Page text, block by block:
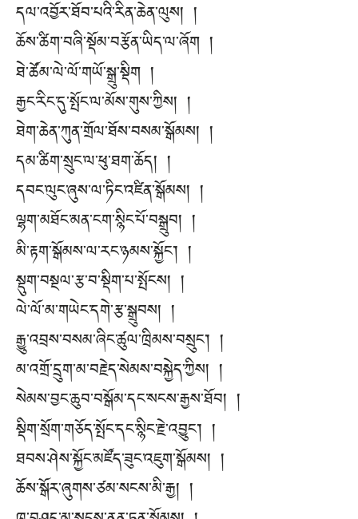
དལ་འབྱོར་ཐོབ་པའི་རིན་ཆེན་ལུས། །
ཆོས་ཚིག་བཞི་སྡོམ་བརྩོན་ཡིད་ལ་ཞོག །
ཐེ་ཚོམ་ལེ་ལོ་གཡོ་སྒྲུ་སྡིག །
རྒྱང་རིང་དུ་སྤོང་ལ་མོས་གུས་ཀྱིས། །
ཐེག་ཆེན་ཀུན་གྲོལ་ཐོས་བསམ་སྒོམས། །
དམ་ཚིག་སྲུང་ལ་ཕུ་ཐག་ཆོད། །
དབང་ལུང་ཞུས་ལ་ཏིང་འཛིན་སྒོམས། །
ལྷག་མཐོང་མན་ངག་སྙིང་པོ་བསྒྲུབ། །
མི་རྟག་སྒོམས་ལ་རང་ཉམས་སྐྱོང་། །
སྡུག་བསྔལ་རྩ་བ་སྡིག་པ་སྤོངས། །
ལེ་ལོ་མ་གཡེང་དགེ་རྩ་སྒྲུབས། །
རྒྱུ་འབྲས་བསམ་ཞིང་ཚུལ་ཁྲིམས་བསྲུང་། །
མ་འགྲོ་དྲུག་མ་བརྗེད་སེམས་བསྐྱེད་ཀྱིས། །
སེམས་བྱང་ཆུབ་བསྒོམ་དང་སངས་རྒྱས་ཐོབ། །
སྡིག་སྲོག་གཅོད་སྤོང་དང་སྙིང་རྗེ་འབྱུང་། །
ཐབས་ཤེས་སྐྱོང་མཛོད་ཟུང་འཇུག་སྒོམས། །
ཆོས་སྒོར་ཞུགས་ཙམ་སངས་མི་རྒྱ། །